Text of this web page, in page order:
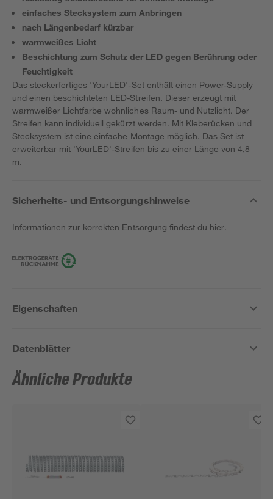
einfaches Stecksystem zum Anbringen
nach Längenbedarf kürzbar
warmweißes Licht
Beschichtung zum Schutz der LED gegen Berührung oder
Feuchtigkeit
Das steckerfertiges 'YourLED'-Set enthält einen Power-Supply
und einen beschichteten LED-Streifen. Dieser erzeugt mit
warmweißer Lichtfarbe wohnliches Raum- und Nutzlicht. Der
Streifen kann individuell gekürzt werden. Mit Kleberücken und
Stecksystem ist eine einfache Montage möglich. Das Set ist
erweiterbar mit 'YourLED'-Streifen bis zu einer Länge von 4,8
m.
Sicherheits- und Entsorgungshinweise
Informationen zur korrekten Entsorgung findest du hier.
Eigenschaften
Datenblätter
Ähnliche Produkte